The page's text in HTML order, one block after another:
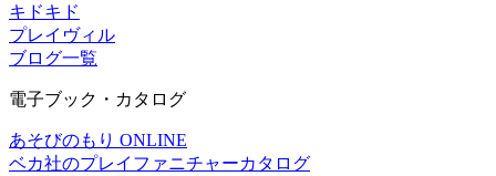
キドキド
プレイヴィル
ブログ一覧
電子ブック・カタログ
あそびのもり ONLINE
ベカ社のプレイファニチャーカタログ